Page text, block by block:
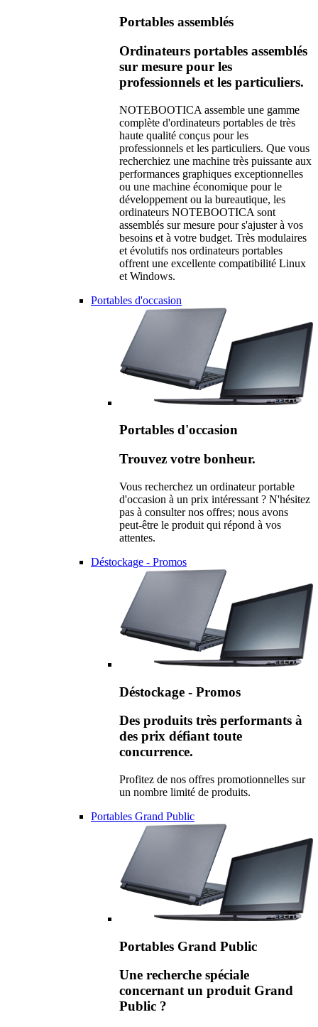
Portables assemblés
Ordinateurs portables assemblés
sur mesure pour les
professionnels et les particuliers.
NOTEBOOTICA assemble une gamme
complète d'ordinateurs portables de très
haute qualité conçus pour les
professionnels et les particuliers. Que vous
recherchiez une machine très puissante aux
performances graphiques exceptionnelles
ou une machine économique pour le
développement ou la bureautique, les
ordinateurs NOTEBOOTICA sont
assemblés sur mesure pour s'ajuster à vos
besoins et à votre budget. Très modulaires
et évolutifs nos ordinateurs portables
offrent une excellente compatibilité Linux
et Windows.
Portables d'occasion
Portables d'occasion
Trouvez votre bonheur.
Vous recherchez un ordinateur portable
d'occasion à un prix intéressant ? N'hésitez
pas à consulter nos offres; nous avons
peut-être le produit qui répond à vos
attentes.
Déstockage - Promos
Déstockage - Promos
Des produits très performants à
des prix défiant toute
concurrence.
Profitez de nos offres promotionnelles sur
un nombre limité de produits.
Portables Grand Public
Portables Grand Public
Une recherche spéciale
concernant un produit Grand
Public ?